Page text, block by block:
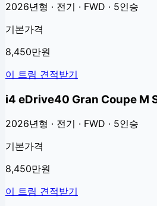
2026년형 · 전기 · FWD · 5인승
기본가격
8,450만원
이 트림 견적받기
i4 eDrive40 Gran Coupe M
2026년형 · 전기 · FWD · 5인승
기본가격
8,450만원
이 트림 견적받기